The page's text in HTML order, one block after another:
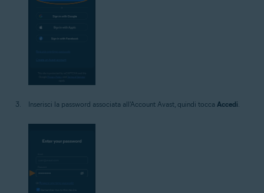
Inserisci la password associata all'Account Avast, quindi tocca Accedi.